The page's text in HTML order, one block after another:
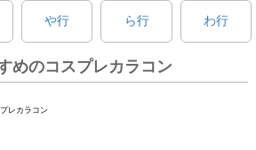
や行 ら行 わ行
めのコスプレカラコン
レカラコン